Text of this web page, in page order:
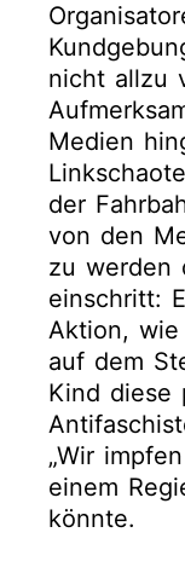
nicht allzu
Medien
der
von den
zu werden
einschritt:
Aktion, wie
auf dem
Kind diese
„Wir
einem
könnte.